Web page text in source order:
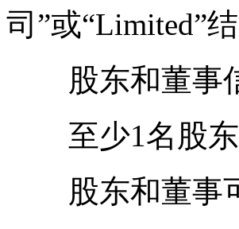
司”或“Limited”结
股东和董事
至少1名股东
股东和董事可